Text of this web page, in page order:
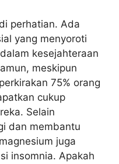
perhatian. Ada
yang menyoroti
kesejahteraan
meskipun
75% orang
cukup
Selain
dan membantu
juga
insomnia. Apakah